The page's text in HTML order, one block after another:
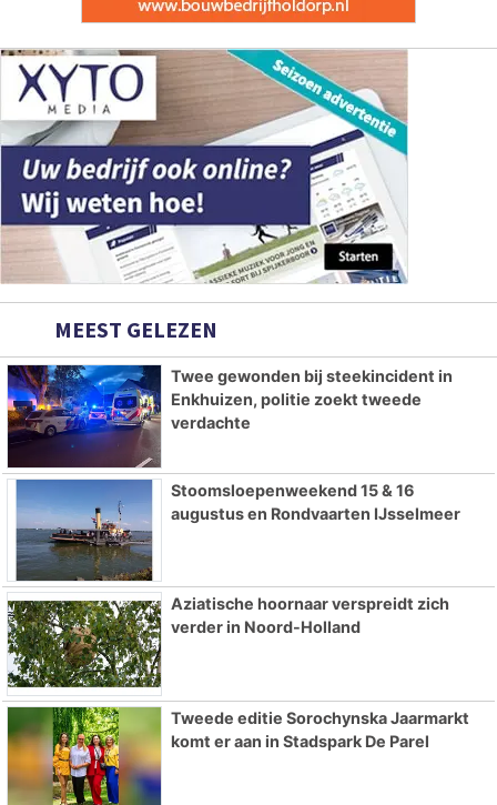
MEEST GELEZEN
Twee gewonden bij steekincident in
Enkhuizen, politie zoekt tweede
verdachte
Stoomsloepenweekend 15 & 16
augustus en Rondvaarten IJsselmeer
Aziatische hoornaar verspreidt zich
verder in Noord-Holland
Tweede editie Sorochynska Jaarmarkt
komt er aan in Stadspark De Parel